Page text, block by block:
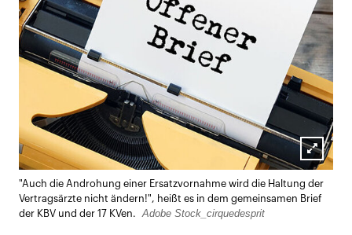
Lightbox
öffnen
"Auch die Androhung einer Ersatzvornahme wird die Haltung der
Vertragsärzte nicht ändern!", heißt es in dem gemeinsamen Brief
der KBV und der 17 KVen.
Adobe Stock_cirquedesprit